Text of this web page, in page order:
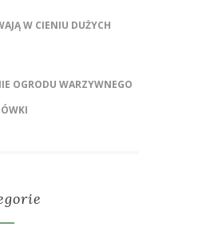
W CIENIU DUŻYCH
OGRODU WARZYWNEGO